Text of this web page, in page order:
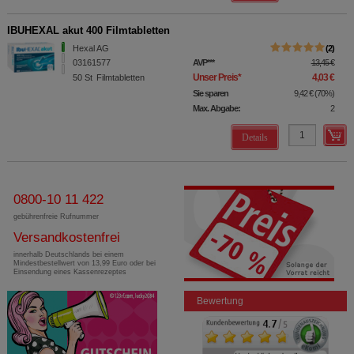
IBUHEXAL akut 400 Filmtabletten
Hexal AG
03161577
50 St Filmtabletten
2
AVP*** 13,45 €
Unser Preis* 4,03 €
Sie sparen 9,42 € (70%)
Max. Abgabe:
2
Details
0800-10 11 422
gebührenfreie Rufnummer
Versandkostenfrei
innerhalb Deutschlands bei einem
Mindestbestellwert von 13,99 Euro oder bei
Einsendung eines Kassenrezeptes
Bewertung